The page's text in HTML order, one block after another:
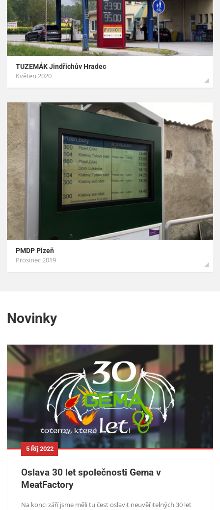
TUZEMÁK Jindřichův Hradec
Květen 2020
PMDP Plzeň
Prosinec 2019
Novinky
5 Říj 2022
Oslava 30 let společnosti Gema v
MeatFactory
Na konci září jsme měli tu čest oslavit neuvěřitelných 30 let